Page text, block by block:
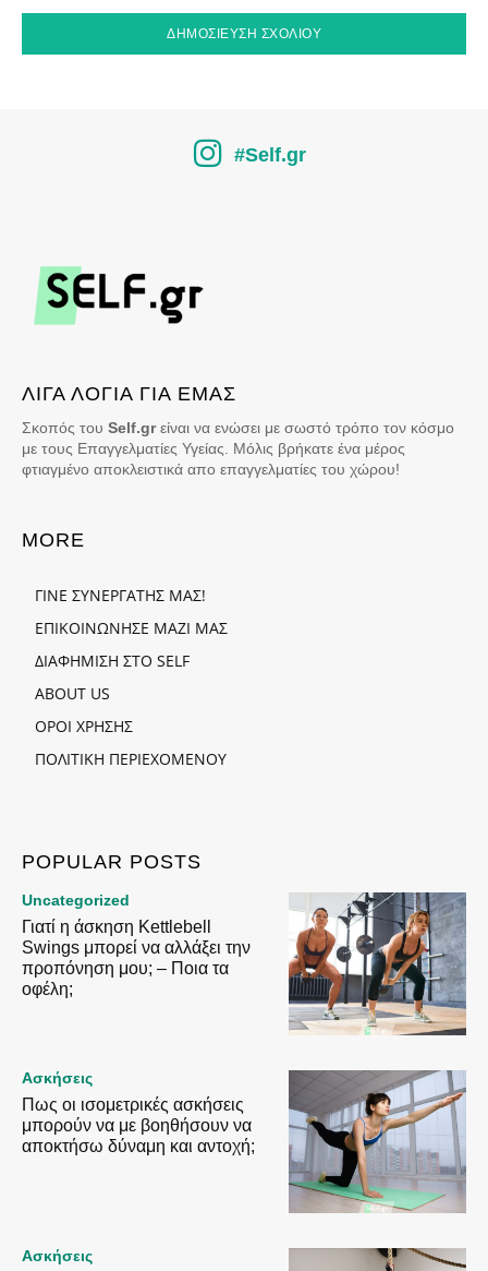
#Self.gr
ΛΙΓΑ ΛΟΓΙΑ ΓΙΑ ΕΜΑΣ
Σκοπός του Self.grείναι να ενώσει με σωστό τρόπο τον κόσμο
με τους Επαγγελματίες Υγείας. Μόλις βρήκατε ένα μέρος
φτιαγμένο αποκλειστικά απο επαγγελματίες του χώρου!
MORE
ΓΙΝΕ ΣΥΝΕΡΓΑΤΗΣ ΜΑΣ!
ΕΠΙΚΟΙΝΩΝΗΣΕ ΜΑΖΙ ΜΑΣ
ΔΙΑΦΗΜΙΣΗ ΣΤΟ SELF
ABOUT US
ΟΡΟΙ ΧΡΗΣΗΣ
ΠΟΛΙΤΙΚΗ ΠΕΡΙΕΧΟΜΕΝΟΥ
POPULAR POSTS
Uncategorized
Γιατί η άσκηση Kettlebell
Swings μπορεί να αλλάξει την
προπόνηση μου; – Ποια τα
οφέλη;
Ασκήσεις
Πως οι ισομετρικές ασκήσεις
μπορούν να με βοηθήσουν να
αποκτήσω δύναμη και αντοχή;
Ασκήσεις